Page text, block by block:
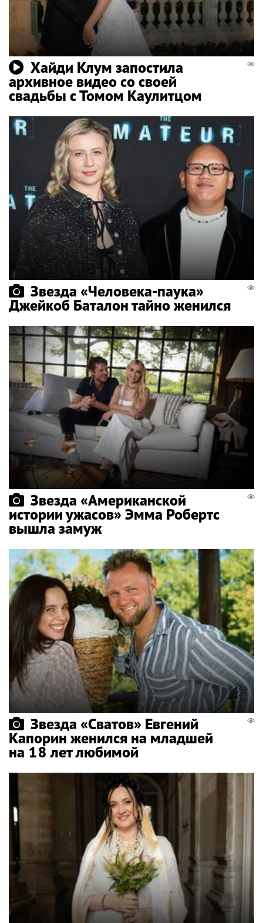
Хайди Клум запостила
архивное видео со своей
свадьбы с Томом Каулитцом
Звезда «Человека-паука»
Джейкоб Баталон тайно женился
Звезда «Американской
истории ужасов» Эмма Робертс
вышла замуж
Звезда «Сватов» Евгений
Капорин женился на младшей
на 18 лет любимой